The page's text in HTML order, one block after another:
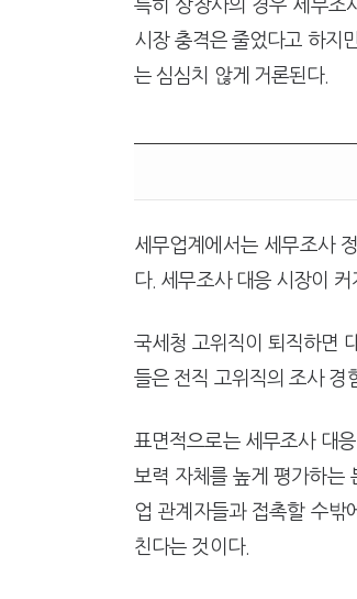
특히 상장사의 경우 세무조
시장 충격은 줄었다고 하지
는 심심치 않게 거론된다.
세무업계에서는 세무조사
다. 세무조사 대응 시장이
국세청 고위직이 퇴직하면
들은 전직 고위직의 조사 경
표면적으로는 세무조사 대
보력 자체를 높게 평가하는
업 관계자들과 접촉할 수밖
친다는 것이다.